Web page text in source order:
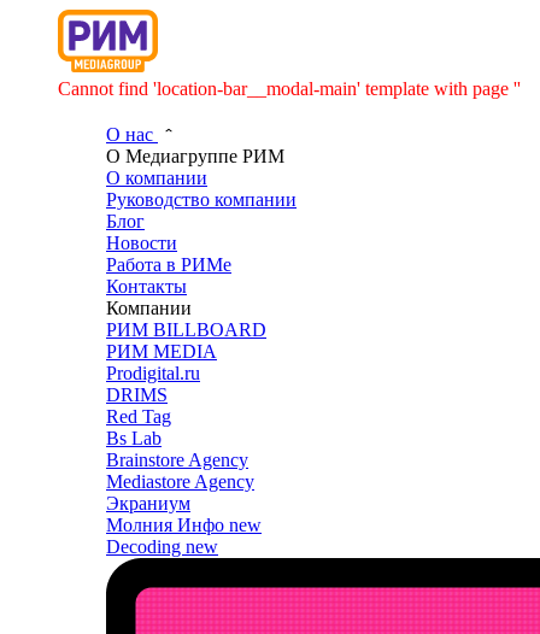
Cannot find 'location-bar__modal-main' template with page ''
О нас
О Медиагруппе РИМ
О компании
Руководство компании
Блог
Новости
Работа в РИМе
Контакты
Компании
РИМ BILLBOARD
РИМ MEDIA
Prodigital.ru
DRIMS
Red Tag
Bs Lab
Brainstore Agency
Mediastore Agency
Экраниум
Молния Инфо new
Decoding new